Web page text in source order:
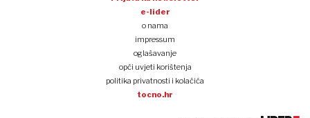
e-lider
o nama
impressum
oglašavanje
opći uvjeti korištenja
politika privatnosti i kolačića
tocno.hr